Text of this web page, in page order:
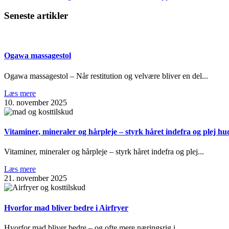
Seneste artikler
Ogawa massagestol
Ogawa massagestol – Når restitution og velvære bliver en del...
Læs mere
10. november 2025
Vitaminer, mineraler og hårpleje – styrk håret indefra og plej
Vitaminer, mineraler og hårpleje – styrk håret indefra og plej...
Læs mere
21. november 2025
Hvorfor mad bliver bedre i Airfryer